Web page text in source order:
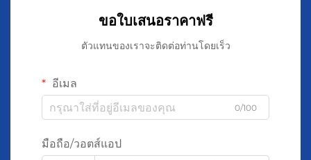
ขอใบเสนอราคาฟรี
ตัวแทนของเราจะติดต่อท่านโดยเร็ว
อีเมล
0/100
มือถือ/วอตส์แอป